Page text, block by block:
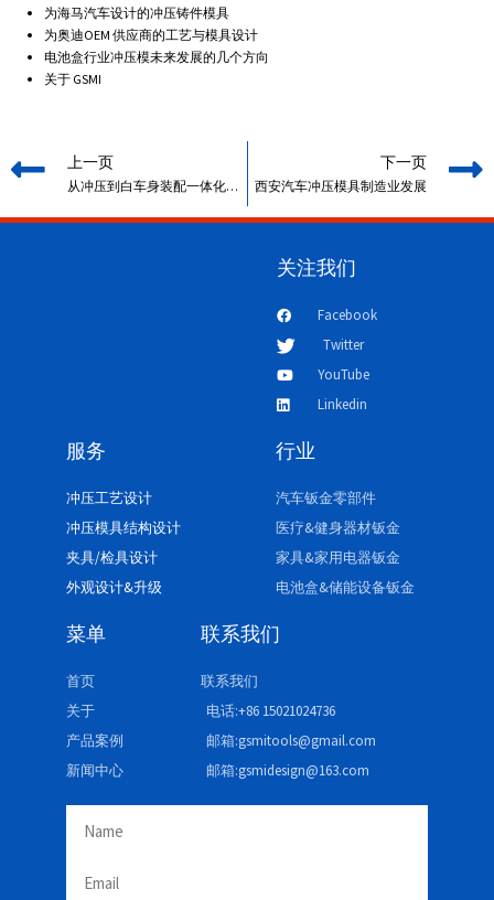
为海马汽车设计的冲压铸件模具
为奥迪OEM 供应商的工艺与模具设计
电池盒行业冲压模未来发展的几个方向
关于 GSMI
上一页
从冲压到白车身装配一体化仿真
下一页
西安汽车冲压模具制造业发展
关注我们
Facebook
Twitter
YouTube
Linkedin
服务
冲压工艺设计
冲压模具结构设计
夹具/检具设计
外观设计&升级
行业
汽车钣金零部件
医疗&健身器材钣金
家具&家用电器钣金
电池盒&储能设备钣金
菜单
首页
关于
产品案例
新闻中心
联系我们
联系我们
电话:+86 15021024736
邮箱:gsmitools@gmail.com
邮箱:gsmidesign@163.com